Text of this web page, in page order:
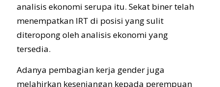
analisis ekonomi serupa itu. Sekat biner telah
menempatkan IRT di posisi yang sulit
diteropong oleh analisis ekonomi yang
tersedia.
Adanya pembagian kerja gender juga
melahirkan kesenjangan kepada perempuan